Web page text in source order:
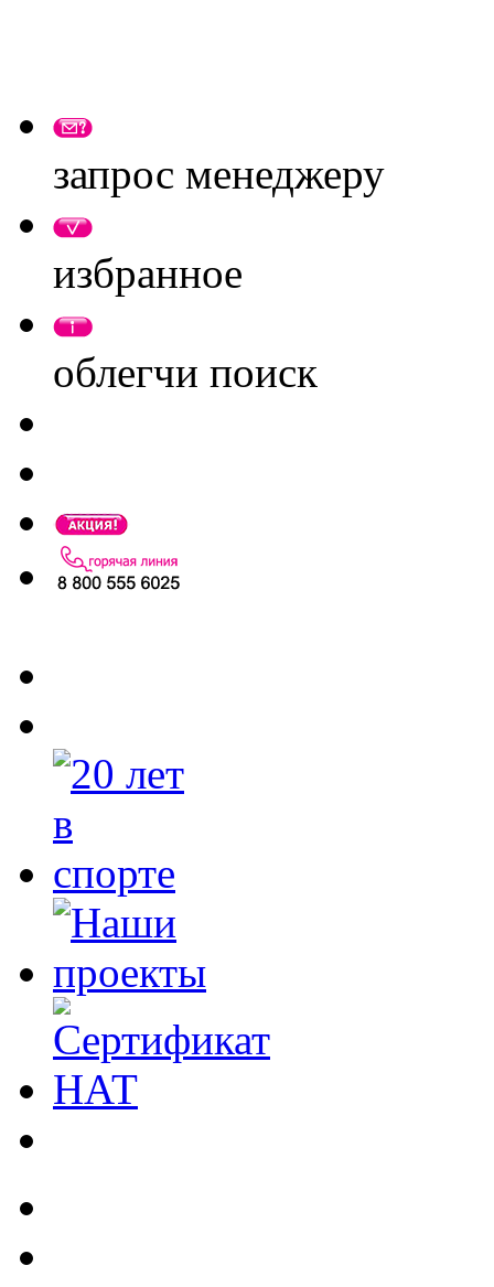
запрос менеджеру
избранное
облегчи поиск